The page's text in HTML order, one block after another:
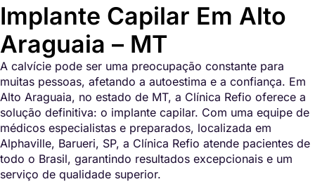
Implante Capilar Em Alto
Araguaia – MT
A calvície pode ser uma preocupação constante para
muitas pessoas, afetando a autoestima e a confiança. Em
Alto Araguaia, no estado de MT, a Clínica Refio oferece a
solução definitiva: o implante capilar. Com uma equipe de
médicos especialistas e preparados, localizada em
Alphaville, Barueri, SP, a Clínica Refio atende pacientes de
todo o Brasil, garantindo resultados excepcionais e um
serviço de qualidade superior.